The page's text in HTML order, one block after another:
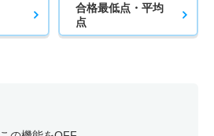
合格最低点・平均
点